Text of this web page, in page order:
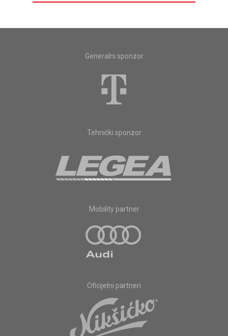
Generalni sponzor
Tehnički sponzor
Mobility partner
Oficijelni partneri